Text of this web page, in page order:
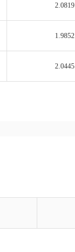
2.0819
1.9852
2.0445